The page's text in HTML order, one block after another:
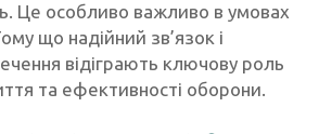
Це особливо важливо в умовах
що надійний зв’язок і
відіграють ключову роль
та ефективності оборони.